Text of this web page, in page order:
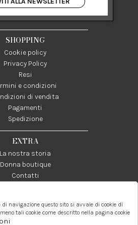
Salerno Italia
03024950655
SHOPPING
Cookie policy
Privacy Policy
Resi
e condizioni
di vendita
Pagamenti
Spedizione
EXTRA
La nostra storia
Donna boutique
Contatti
Whatsapp:
3338855601
Contatti:
info@donna1981.it
di navigazione questo sito si avvale di cookie di
tali cookie come descritto nella pagina cookie